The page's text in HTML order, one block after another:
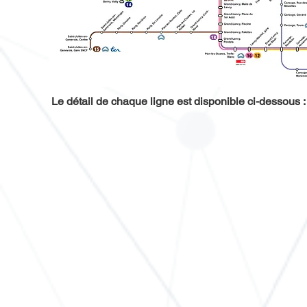
Le détail de chaque ligne est disponible ci-dessous :